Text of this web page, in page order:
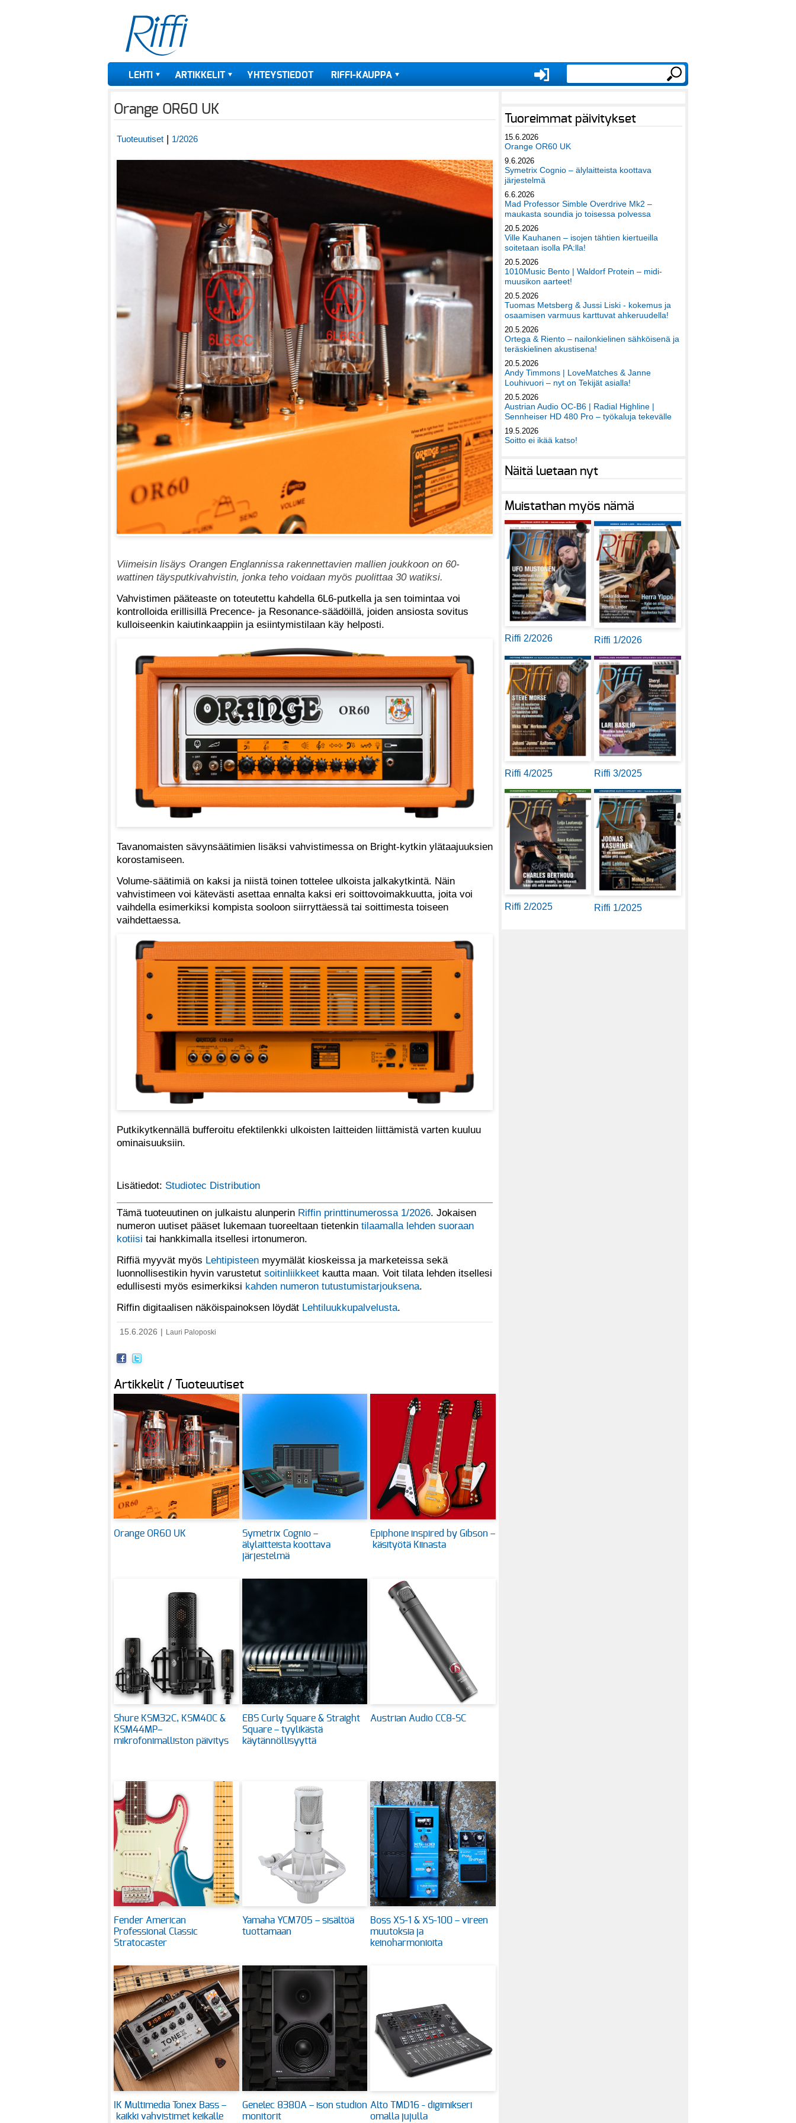
LEHTI ARTIKKELIT YHTEYSTIEDOT RIFFI-KAUPPA
Orange OR60 UK
Tuoteuutiset | 1/2026
Viimeisin lisäys Orangen Englannissa rakennettavien mallien joukkoon on 60-
wattinen täysputkivahvistin, jonka teho voidaan myös puolittaa 30 watiksi.
Vahvistimen pääteaste on toteutettu kahdella 6L6-putkella ja sen toimintaa voi
kontrolloida erillisillä Precence- ja Resonance-säädöillä, joiden ansiosta sovitus
kulloiseenkin kaiutinkaappiin ja esiintymistilaan käy helposti.
Tavanomaisten sävynsäätimien lisäksi vahvistimessa on Bright-kytkin ylätaajuuksien
korostamiseen.
Volume-säätimiä on kaksi ja niistä toinen tottelee ulkoista jalkakytkintä. Näin
vahvistimeen voi kätevästi asettaa ennalta kaksi eri soittovoimakkuutta, joita voi
vaihdella esimerkiksi kompista sooloon siirryttäessä tai soittimesta toiseen
vaihdettaessa.
Putkikytkennällä bufferoitu efektilenkki ulkoisten laitteiden liittämistä varten kuuluu
ominaisuuksiin.
Lisätiedot: Studiotec Distribution
Tämä tuoteuutinen on julkaistu alunperin Riffin printtinumerossa 1/2026. Jokaisen
numeron uutiset pääset lukemaan tuoreeltaan tietenkin tilaamalla lehden suoraan
kotiisi tai hankkimalla itsellesi irtonumeron.
Riffiä myyvät myös Lehtipisteen myymälät kioskeissa ja marketeissa sekä
luonnollisestikin hyvin varustetut soitinliikkeet kautta maan. Voit tilata lehden itsellesi
edullisesti myös esimerkiksi kahden numeron tutustumistarjouksena.
Riffin digitaalisen näköispainoksen löydät Lehtiluukkupalvelusta.
15.6.2026 Lauri Paloposki
Artikkelit / Tuoteuutiset
Orange OR60 UK
Symetrix Cognio –
älylaitteista koottava
järjestelmä
Epiphone inspired by Gibson –
käsityötä Kiinasta
Shure KSM32C, KSM40C &
KSM44MP–
mikrofonimalliston päivitys
EBS Curly Square & Straight
Square – tyylikästä
käytännöllisyyttä
Austrian Audio CC8-SC
Fender American
Professional Classic
Stratocaster
Yamaha YCM705 – sisältöä
tuottamaan
Boss XS-1 & XS-100 – vireen
muutoksia ja
keinoharmonioita
IK Multimedia Tonex Bass –
kaikki vahvistimet keikalle
Genelec 8380A – ison studion
monitorit
Alto TMD16 - digimikseri
omalla jujulla
Tuoreimmat päivitykset
15.6.2026
Orange OR60 UK
9.6.2026
Symetrix Cognio – älylaitteista koottava
järjestelmä
6.6.2026
Mad Professor Simble Overdrive Mk2 –
maukasta soundia jo toisessa polvessa
20.5.2026
Ville Kauhanen – isojen tähtien kiertueilla
soitetaan isolla PA:lla!
20.5.2026
1010Music Bento | Waldorf Protein – midi-
muusikon aarteet!
20.5.2026
Tuomas Metsberg & Jussi Liski - kokemus ja
osaamisen varmuus karttuvat ahkeruudella!
20.5.2026
Ortega & Riento – nailonkielinen sähköisenä ja
teräskielinen akustisena!
20.5.2026
Andy Timmons | LoveMatches & Janne
Louhivuori – nyt on Tekijät asialla!
20.5.2026
Austrian Audio OC-B6 | Radial Highline |
Sennheiser HD 480 Pro – työkaluja tekevälle
19.5.2026
Soitto ei ikää katso!
Näitä luetaan nyt
Muistathan myös nämä
Riffi 2/2026 Riffi 1/2026
Riffi 4/2025 Riffi 3/2025
Riffi 2/2025 Riffi 1/2025